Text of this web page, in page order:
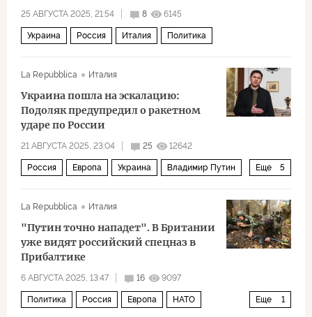
25 АВГУСТА 2025, 21:54 8 6145
Украина Россия Италия Политика
La Repubblica Италия
Украина пошла на эскалацию:
Подоляк предупредил о ракетном
ударе по России
21 АВГУСТА 2025, 23:04 25 12642
Еще 5
Россия Европа Украина Владимир Путин
La Repubblica Италия
"Путин точно нападет". В Британии
уже видят российский спецназ в
Прибалтике
6 АВГУСТА 2025, 13:47 16 9097
Еще 1
Политика Россия Европа НАТО